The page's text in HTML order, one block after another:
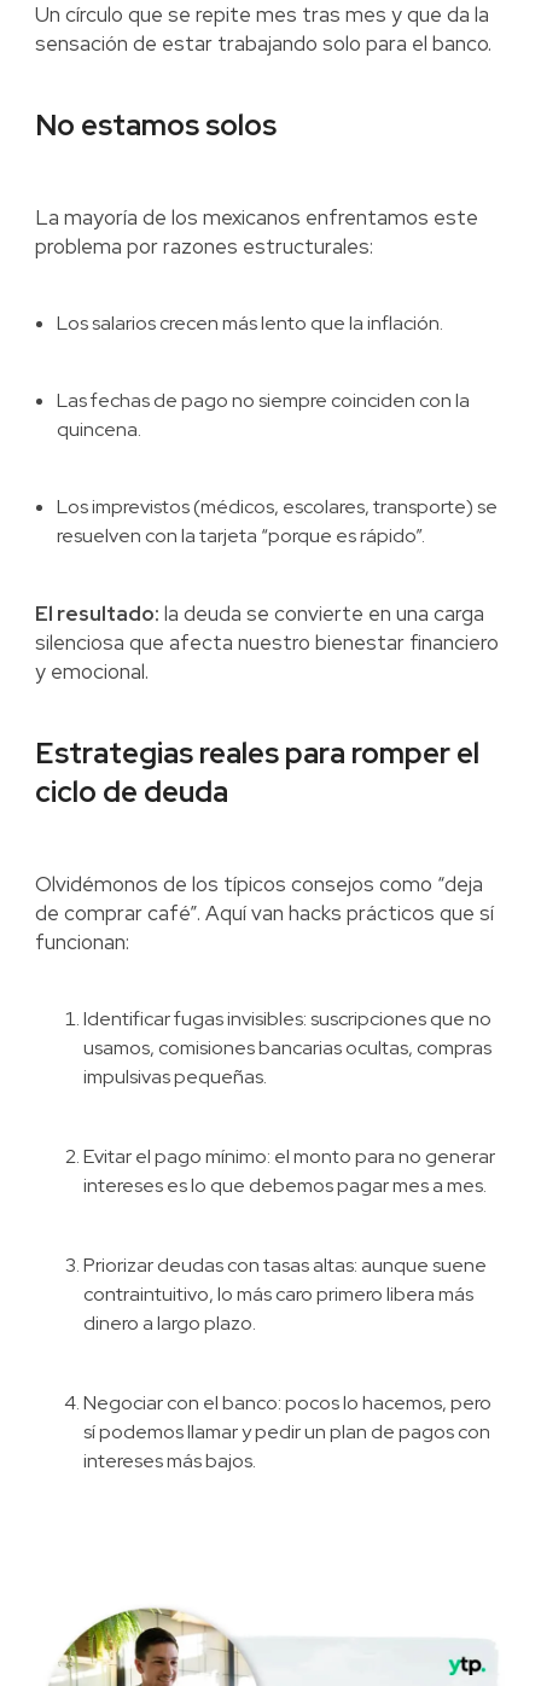
Un círculo que se repite mes tras mes y que da la
sensación de estar trabajando solo para el banco.
No estamos solos
La mayoría de los mexicanos enfrentamos este
problema por razones estructurales:
Los salarios crecen más lento que la inflación.
Las fechas de pago no siempre coinciden con la
quincena.
Los imprevistos (médicos, escolares, transporte) se
resuelven con la tarjeta “porque es rápido”.
El resultado: la deuda se convierte en una carga
silenciosa que afecta nuestro bienestar financiero
y emocional.
Estrategias reales para romper el
ciclo de deuda
Olvidémonos de los típicos consejos como “deja
de comprar café”. Aquí van hacks prácticos que sí
funcionan:
Identificar fugas invisibles: suscripciones que no
usamos, comisiones bancarias ocultas, compras
impulsivas pequeñas.
Evitar el pago mínimo: el monto para no generar
intereses es lo que debemos pagar mes a mes.
Priorizar deudas con tasas altas: aunque suene
contraintuitivo, lo más caro primero libera más
dinero a largo plazo.
Negociar con el banco: pocos lo hacemos, pero
sí podemos llamar y pedir un plan de pagos con
intereses más bajos.